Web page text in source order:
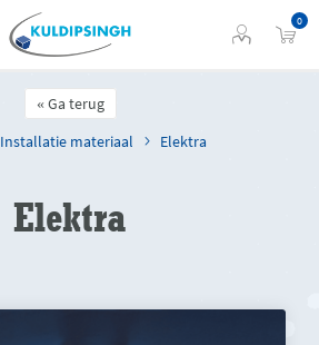
0
Ga terug
Installatie materiaal Elektra
Elektra